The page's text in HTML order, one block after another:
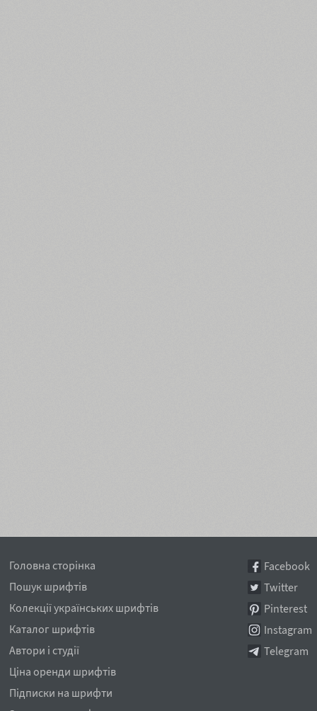
Головна сторінка
Пошук шрифтів
Колекції українських шрифтів
Каталог шрифтів
Автори і студії
Ціна оренди шрифтів
Підписки на шрифти
Facebook
Twitter
Pinterest
Instagram
Telegram